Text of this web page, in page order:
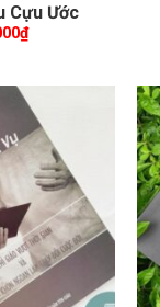
Cựu Ước
₫
wishlist